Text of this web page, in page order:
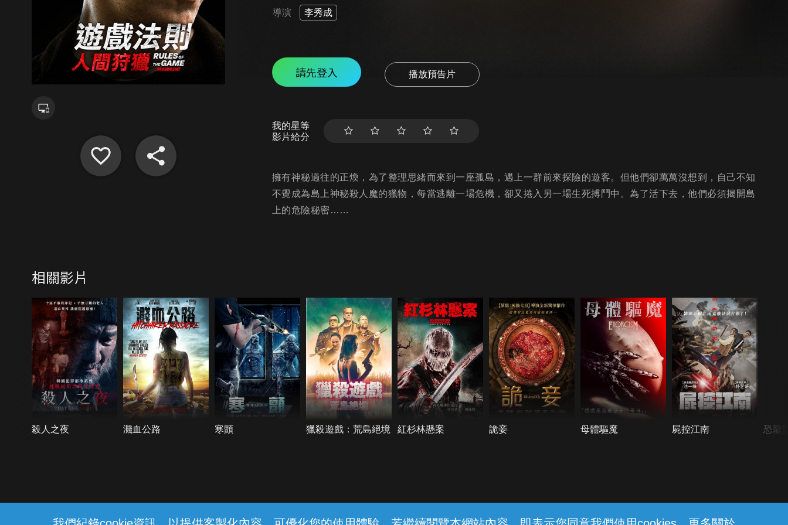
導演 李秀成
請先登入 播放預告片
我的星等
影片給分
擁有神秘過往的正煥，為了整理思緒而來到一座孤島，遇上一群前來探險的遊客。但他們卻萬萬沒想到，自己不知
不覺成為島上神秘殺人魔的獵物，每當逃離一場危機，卻又捲入另一場生死搏鬥中。為了活下去，他們必須揭開島
上的危險秘密……
相關影片
殺人之夜 濺血公路 寒顫 獵殺遊戲：荒島絕境 紅杉林懸案 詭妾 母體驅魔 屍控江南 恐龍
線上客服 服務條款 隱私權保護